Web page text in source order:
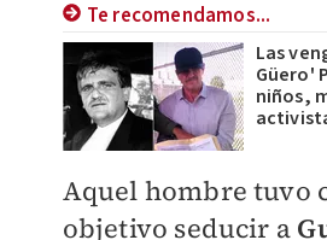
Te recomendamos...
Las
Güero'
niños,
Aquel hombre tuvo
objetivo seducir a